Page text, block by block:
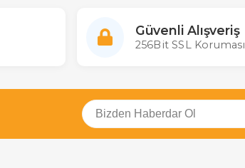
Güvenli Alışveriş
256Bit SSL Koruması